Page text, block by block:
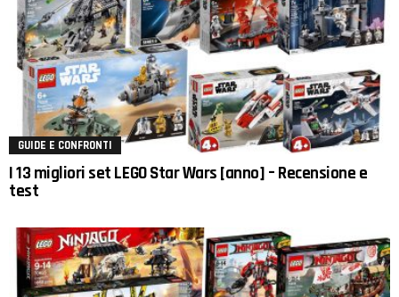
GUIDE E CONFRONTI
I 13 migliori set LEGO Star Wars [anno] – Recensione e
test